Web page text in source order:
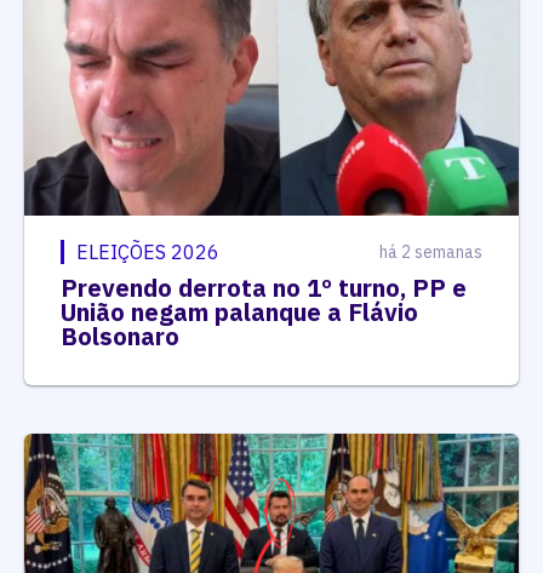
ELEIÇÕES 2026 há 2 semanas
Prevendo derrota no 1º turno, PP e
União negam palanque a Flávio
Bolsonaro